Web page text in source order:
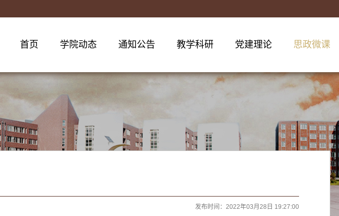
首页 学院动态 通知公告 教学科研 党建理论 思政微课
发布时间：2022年03月28日 19:27:00